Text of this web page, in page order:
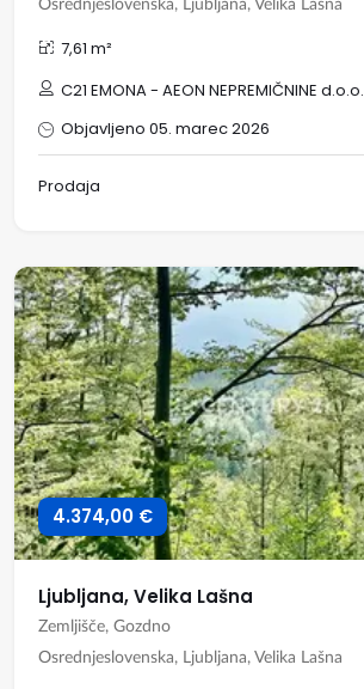
Osrednjeslovenska, Ljubljana, Velika Lašna
7,61 m²
C21 EMONA - AEON NEPREMIČNINE d.o.o.
Objavljeno 05. marec 2026
Prodaja
4.374,00 €
Ljubljana, Velika Lašna
Zemljišče, Gozdno
Osrednjeslovenska, Ljubljana, Velika Lašna